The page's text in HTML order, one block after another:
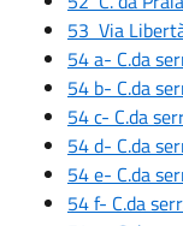
53 Via
54 a- C.da
54 b- C.da
54 c- C.da
54 d- C.da
54 e- C.da
54 f- C.da